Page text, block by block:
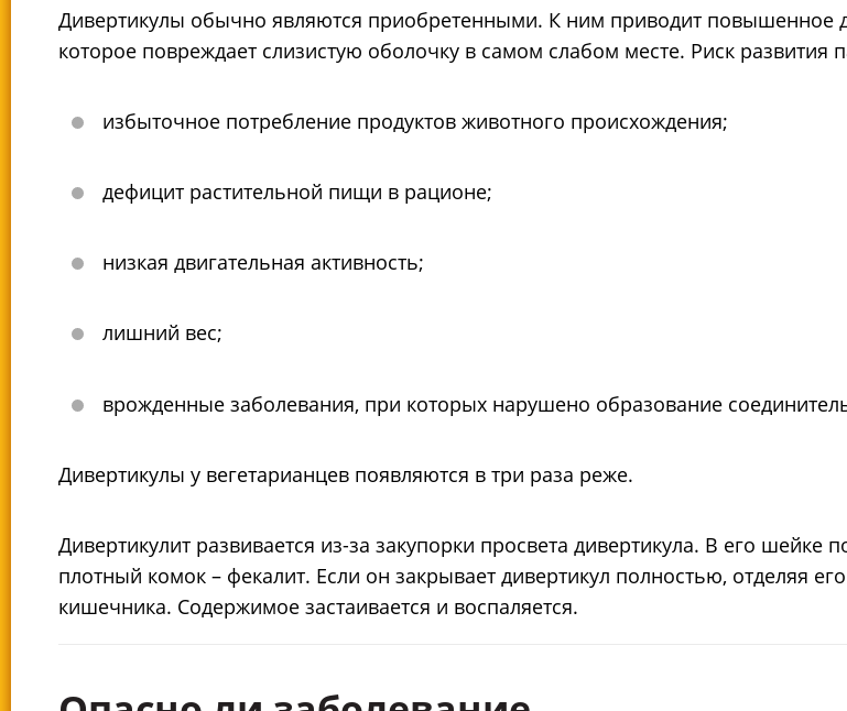
Дивертикулы обычно являются приобретенными. К ним приводит повышенное
которое повреждает слизистую оболочку в самом слабом месте. Риск развития
избыточное потребление продуктов животного происхождения;
дефицит растительной пищи в рационе;
низкая двигательная активность;
лишний вес;
врожденные заболевания, при которых нарушено образование
Дивертикулы у вегетарианцев появляются в три раза реже.
Дивертикулит развивается из-за закупорки просвета дивертикула. В его шейке
плотный комок – фекалит. Если он закрывает дивертикул полностью, отделяя
кишечника. Содержимое застаивается и воспаляется.